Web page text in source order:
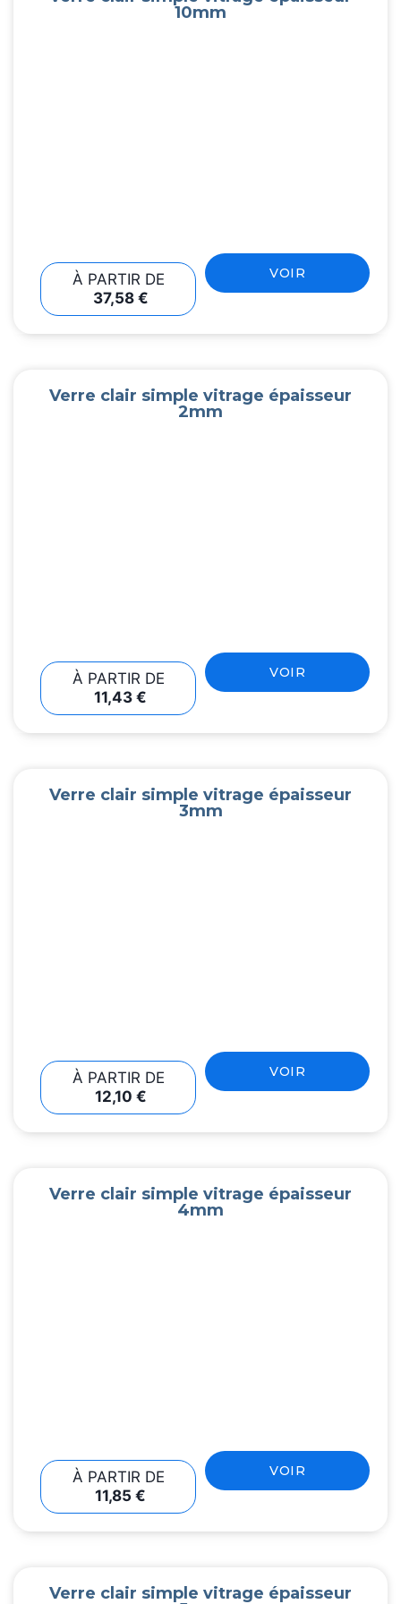
10mm
À PARTIR DE
37,58 €
VOIR
Verre clair simple vitrage épaisseur
2mm
À PARTIR DE
11,43€
VOIR
Verre clair simple vitrage épaisseur
3mm
À PARTIR DE
12,10 €
VOIR
Verre clair simple vitrage épaisseur
4mm
À PARTIR DE
11,85€
VOIR
Verre clair simple vitrage épaisseur